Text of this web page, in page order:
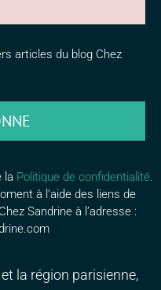
articles du blog Chez
la Politique de confidentialité.
à l’aide des liens de
Sandrine à l’adresse :
la région parisienne,